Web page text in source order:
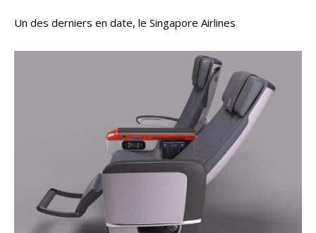
Un des derniers en date, le Singapore Airlines